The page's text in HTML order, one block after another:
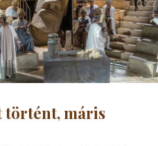
történt, máris